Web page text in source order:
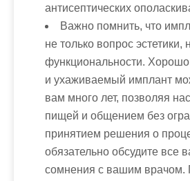
антисептических
Важно помнить, что
не только вопрос эстетики,
функциональности.
и ухаживаемый имплант
вам много лет, позволяя
пищей и общением без
принятием решения о
обязательно обсудите все
сомнения с вашим врачом.